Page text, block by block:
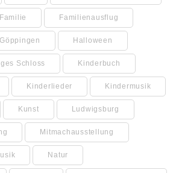
Familie Familienausflug
Göppingen Halloween
Schloss Kinderbuch
Kinderlieder Kindermusik
Kunst Ludwigsburg
Mitmachausstellung
Natur